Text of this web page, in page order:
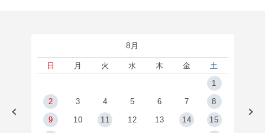
8月
日 月 火 水 木 金
土
1
2 3 4 5 6 7 8
9 10 11 12 13 14 15